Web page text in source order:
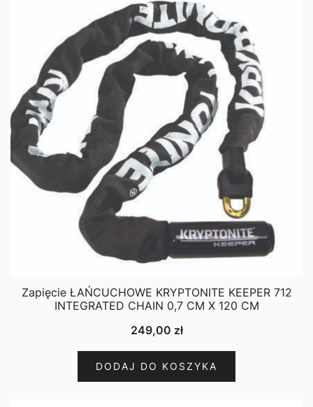
Zapięcie ŁAŃCUCHOWE KRYPTONITE KEEPER 712
INTEGRATED CHAIN 0,7 CM X 120 CM
249,00 zł
DODAJ DO KOSZYKA